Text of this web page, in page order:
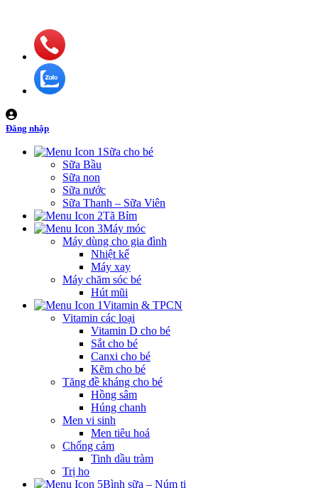
Đăng nhập
Sữa cho bé
Sữa Bầu
Sữa non
Sữa nước
Sữa Thanh – Sữa Viên
Tã Bỉm
Máy móc
Máy dùng cho gia đình
Nhiệt kế
Máy xay
Máy chăm sóc bé
Hút mũi
Vitamin & TPCN
Vitamin các loại
Vitamin D cho bé
Sắt cho bé
Canxi cho bé
Kẽm cho bé
Tăng đề kháng cho bé
Hồng sâm
Húng chanh
Men vi sinh
Men tiêu hoá
Chống cảm
Tinh dầu tràm
Trị ho
Bình sữa – Núm ti